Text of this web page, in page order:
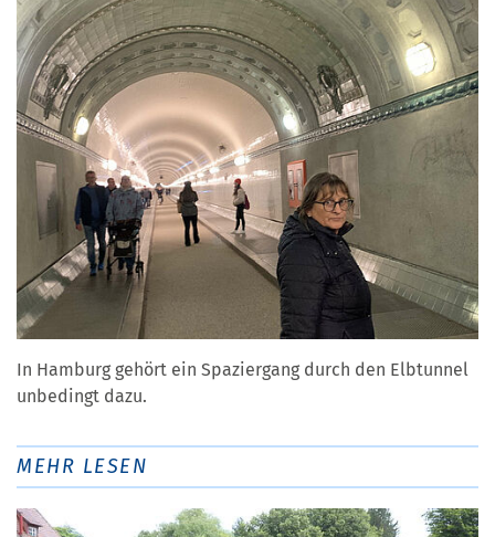
In Hamburg gehört ein Spaziergang durch den Elbtunnel
unbedingt dazu.
MEHR LESEN